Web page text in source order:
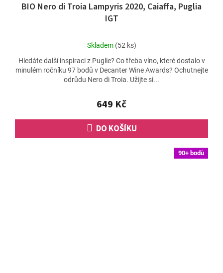
BIO Nero di Troia Lampyris 2020, Caiaffa, Puglia
IGT
Průměrné
produktu
je
4,7
5
hvězdiček.
Skladem (52 ks)
649 Kč
DO KOŠÍKU
Hledáte další inspiraci z Puglie? Co třeba víno, které dostalo v
minulém ročníku 97 bodů v Decanter Wine Awards? Ochutnejte
odrůdu Nero di Troia. Užijte si...
90+ bodů